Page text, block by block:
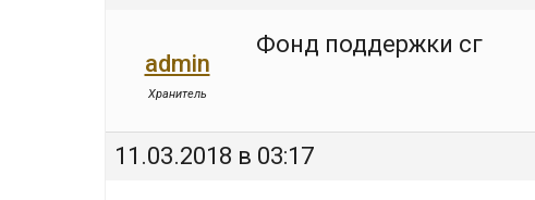
admin
Хранитель
Фонд поддержки сг
11.03.2018 в 03:17